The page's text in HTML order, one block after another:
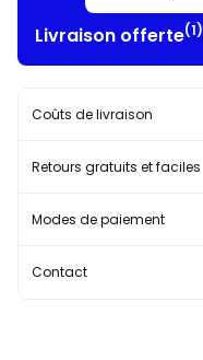
Livraison offerte(1)
Coûts de livraison
Retours gratuits et faciles
Modes de paiement
Contact